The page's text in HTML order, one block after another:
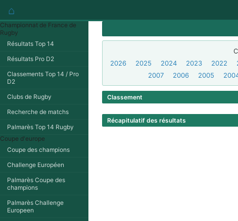
⌂
Championnat de France de
Rugby
Résultats Top 14
Résultats Pro D2
Classements Top 14 / Pro
D2
Clubs de Rugby
Recherche de matchs
Palmarès Top 14 Rugby
Coupe d'europe
Coupe des champions
Challenge Européen
Palmarès Coupe des
champions
Palmarès Challenge
Europeen
2026
2025 2024 2023 2022
2007
2006 2005
Classement
Récapitulatif des résultats